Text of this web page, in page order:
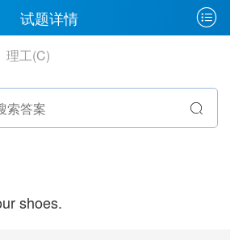
试题详情
理工(C)
shoes.